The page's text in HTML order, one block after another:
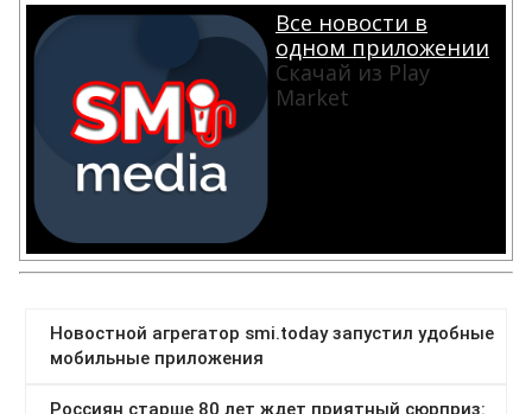
Все новости в
одном приложении
Скачай из Play
Market